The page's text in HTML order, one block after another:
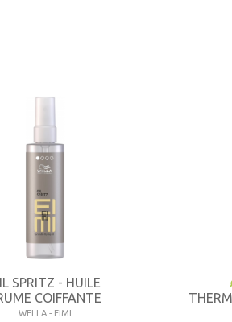
SPRITZ - HUILE
COIFFANTE
WELLA - EIMI